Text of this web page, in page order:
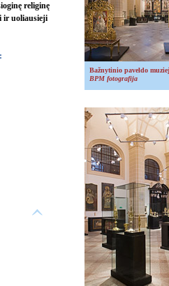
religinę
ir uoliausieji
Bažnytinio paveldo
BPM fotografija